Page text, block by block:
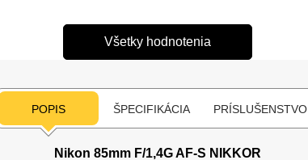
Všetky hodnotenia
POPIS ŠPECIFIKÁCIA PRÍSLUŠENSTVO
Nikon 85mm F/1,4G AF-S NIKKOR